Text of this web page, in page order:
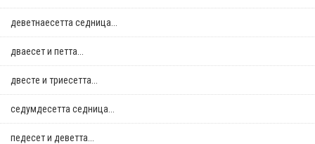
деветнаесетта седница...
дваесет и петта...
двестe и триесетта...
седумдесетта седница...
педесет и деветта...